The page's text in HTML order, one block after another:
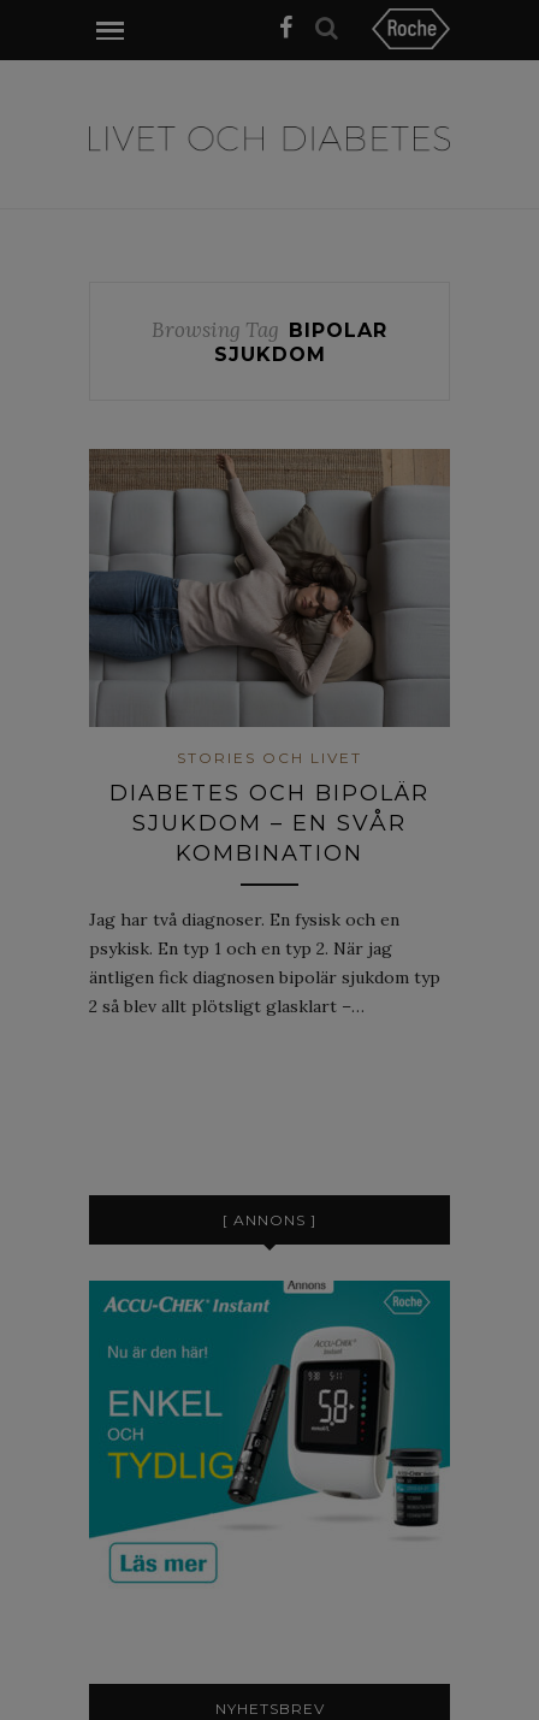
Browsing Tag BIPOLAR
SJUKDOM
STORIES OCH LIVET
DIABETES OCH BIPOLÄR
SJUKDOM – EN SVÅR
KOMBINATION
Jag har två diagnoser. En fysisk och en
psykisk. En typ 1 och en typ 2. När jag
äntligen fick diagnosen bipolär sjukdom typ
2 så blev allt plötsligt glasklart –…
[ ANNONS ]
NYHETSBREV